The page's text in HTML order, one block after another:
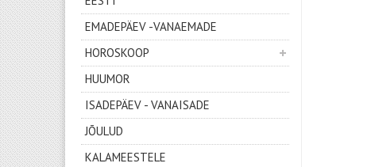
EMADEPÄEV -VANAEMADE
HOROSKOOP
HUUMOR
ISADEPÄEV - VANAISADE
JÕULUD
KALAMEESTELE